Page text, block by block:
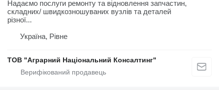
Надаємо послуги ремонту та відновлення запчастин,
складних/ швидкозношуваних вузлів та деталей
різної...
Україна, Рівне
ТОВ "Аграрний Національний Консалтинг"